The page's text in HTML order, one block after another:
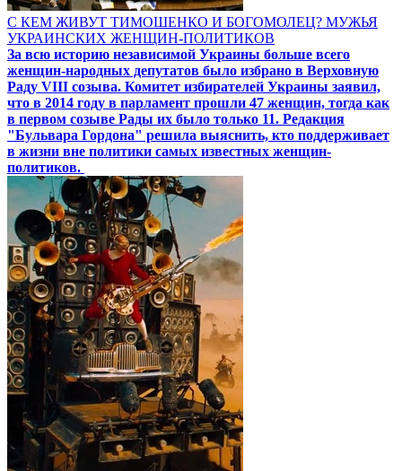
С КЕМ ЖИВУТ ТИМОШЕНКО И БОГОМОЛЕЦ? МУЖЬЯ
УКРАИНСКИХ ЖЕНЩИН-ПОЛИТИКОВ
За всю историю независимой Украины больше всего
женщин-народных депутатов было избрано в Верховную
Раду VIII созыва. Комитет избирателей Украины заявил,
что в 2014 году в парламент прошли 47 женщин, тогда как
в первом созыве Рады их было только 11. Редакция
"Бульвара Гордона" решила выяснить, кто поддерживает
в жизни вне политики самых известных женщин-
политиков.